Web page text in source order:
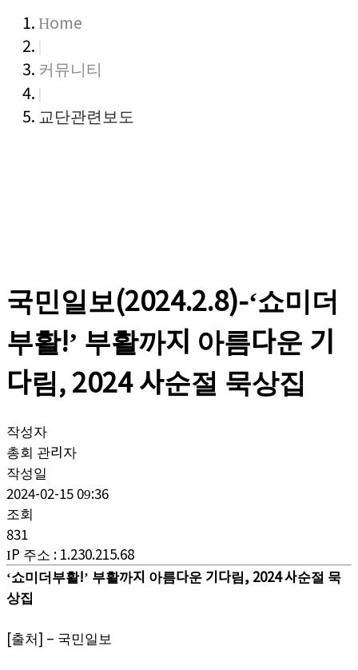
Home
|
커뮤니티
|
교단관련보도
국민일보(2024.2.8)-‘쇼미더
부활!’ 부활까지 아름다운 기
다림, 2024 사순절 묵상집
작성자
총회 관리자
작성일
2024-02-15 09:36
조회
831
IP 주소 : 1.230.215.68
‘쇼미더부활!’ 부활까지 아름다운 기다림, 2024 사순절 묵
상집
[출처] – 국민일보